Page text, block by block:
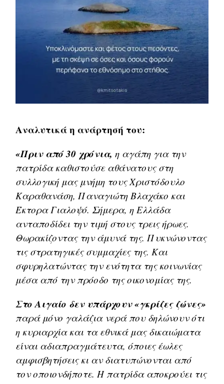
Αναλυτικά η ανάρτησή του:
«Πριν από 30 χρόνια, η αγάπη για την
πατρίδα καθιστούσε αθάνατους στη
συλλογική μας μνήμη τους Χριστόδουλο
Καραθανάση, Παναγιώτη Βλαχάκο και
Έκτορα Γιαλοψό. Σήμερα, η Ελλάδα
ανταποδίδει την τιμή στους τρεις ήρωες.
Θωρακίζοντας την άμυνά της. Πυκνώνοντας
τις στρατηγικές συμμαχίες της. Και
σφυρηλατώντας την ενότητα της κοινωνίας
μέσα από την πρόοδο της οικονομίας της.
Στο Αιγαίο δεν υπάρχουν «γκρίζες ζώνες»
παρά μόνο γαλάζια νερά που δηλώνουν ότι
η κυριαρχία και τα εθνικά μας δικαιώματα
είναι αδιαπραγμάτευτα, όποιες έωλες
αμφισβητήσεις κι αν διατυπώνονται από
τον οποιονδήποτε. Η πατρίδα αποκρούει τις